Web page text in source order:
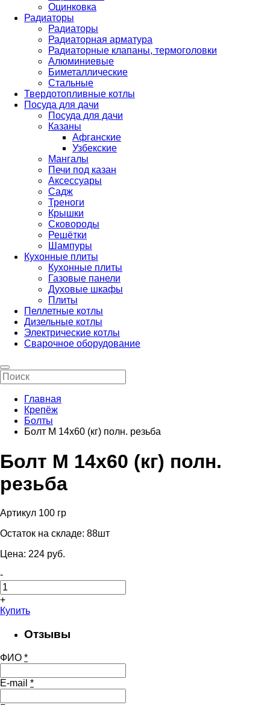
Оцинковка
Радиаторы
Радиаторы
Радиаторная арматура
Радиаторные клапаны, термоголовки
Алюминиевые
Биметаллические
Стальные
Твердотопливные котлы
Посуда для дачи
Посуда для дачи
Казаны
Афганские
Узбекские
Мангалы
Печи под казан
Аксессуары
Садж
Треноги
Крышки
Сковороды
Решётки
Шампуры
Кухонные плиты
Кухонные плиты
Газовые панели
Духовые шкафы
Плиты
Пеллетные котлы
Дизельные котлы
Электрические котлы
Сварочное оборудование
Главная
Крепёж
Болты
Болт М 14х60 (кг) полн. резьба
Болт М 14х60 (кг) полн.
резьба
Артикул 100 гр
Остаток на складе: 88шт
Цена: 224 pуб.
-
+
Купить
Отзывы
ФИО *
E-mail *